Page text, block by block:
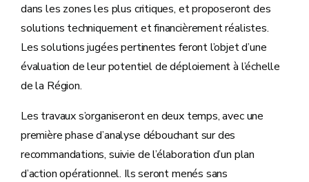
dans les zones les plus critiques, et proposeront des
solutions techniquement et financièrement réalistes.
Les solutions jugées pertinentes feront l’objet d’une
évaluation de leur potentiel de déploiement à l’échelle
de la Région.
Les travaux s’organiseront en deux temps, avec une
première phase d’analyse débouchant sur des
recommandations, suivie de l’élaboration d’un plan
d’action opérationnel. Ils seront menés sans